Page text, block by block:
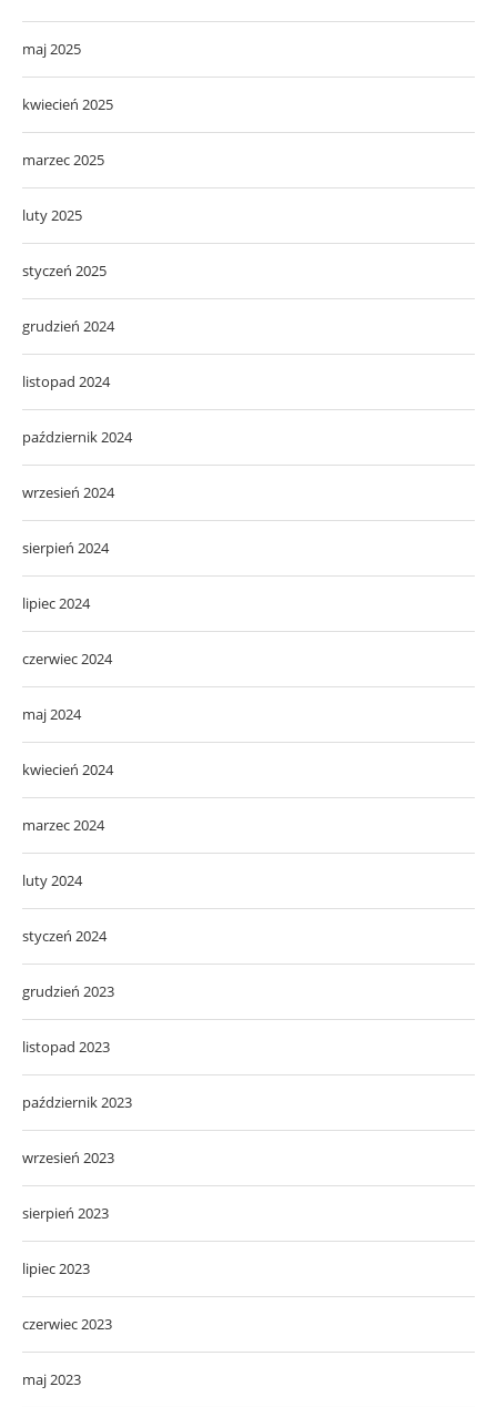
maj 2025
kwiecień 2025
marzec 2025
luty 2025
styczeń 2025
grudzień 2024
listopad 2024
październik 2024
wrzesień 2024
sierpień 2024
lipiec 2024
czerwiec 2024
maj 2024
kwiecień 2024
marzec 2024
luty 2024
styczeń 2024
grudzień 2023
listopad 2023
październik 2023
wrzesień 2023
sierpień 2023
lipiec 2023
czerwiec 2023
maj 2023